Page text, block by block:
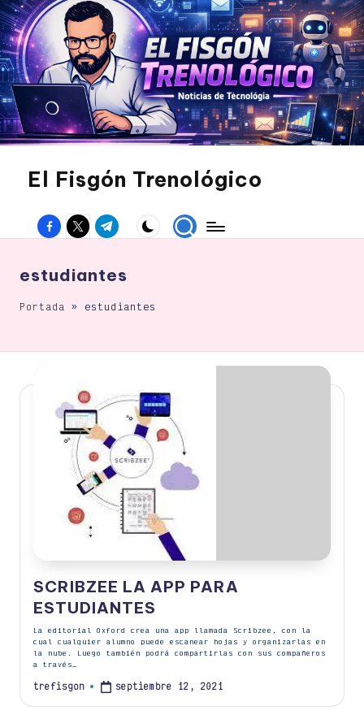
Saltar
al
contenido
El Fisgón Trenológico
sitio
noticias
Facebook
Twitter
Canal
Telegram
estudiantes
Portada » estudiantes
SCRIBZEE LA APP PARA
ESTUDIANTES
La editorial Oxford crea una app llamada Scribzee, con la
cual cualquier alumno puede escanear hojas y organizarlas en
la nube. Luego también podrá compartirlas con sus compañeros
a través…
Publicado
trefisgon septiembre 12, 2021